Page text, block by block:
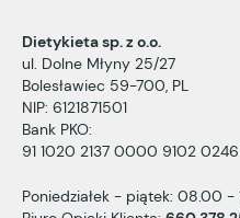
Dietykieta sp. z o.o.
ul. Dolne Młyny 25/27
Bolesławiec 59-700, PL
NIP: 6121871501
Bank PKO:
91 1020 2137 0000 9102
Poniedziałek - piątek: 08.00 -